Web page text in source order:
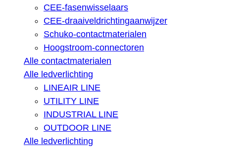
CEE-fasenwisselaars
CEE-draaiveldrichtingaanwijzer
Schuko-contactmaterialen
Hoogstroom-connectoren
Alle contactmaterialen
Alle ledverlichting
LINEAIR LINE
UTILITY LINE
INDUSTRIAL LINE
OUTDOOR LINE
Alle ledverlichting